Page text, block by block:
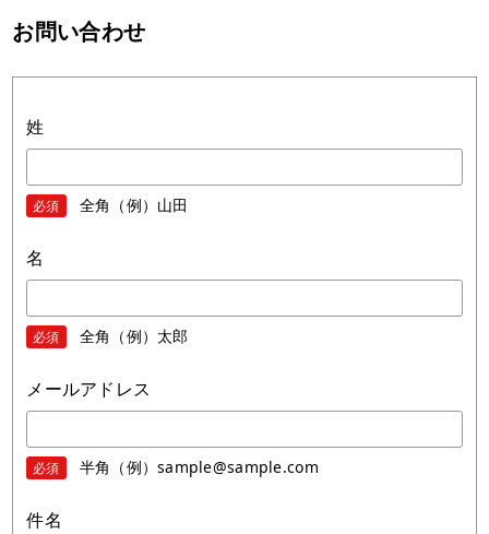
お問い合わせ
姓
必須 全角（例）山田
名
必須 全角（例）太郎
メールアドレス
必須 半角（例）sample@sample.com
件名